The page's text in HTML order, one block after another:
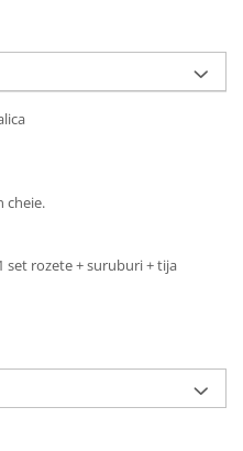
cheie.
set rozete + suruburi + tija